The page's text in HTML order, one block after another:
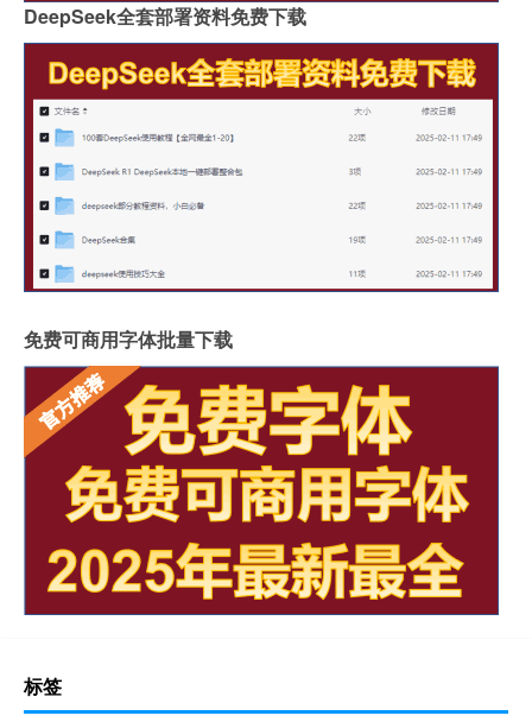
DeepSeek全套部署资料免费下载
免费可商用字体批量下载
标签